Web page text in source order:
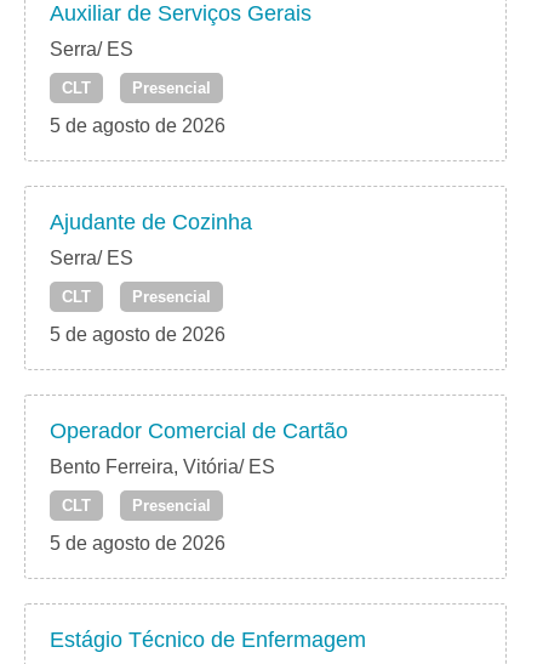
Auxiliar de Serviços Gerais
Serra/ ES
CLT Presencial
5 de agosto de 2026
Ajudante de Cozinha
Serra/ ES
CLT Presencial
5 de agosto de 2026
Operador Comercial de Cartão
Bento Ferreira, Vitória/ ES
CLT Presencial
5 de agosto de 2026
Estágio Técnico de Enfermagem